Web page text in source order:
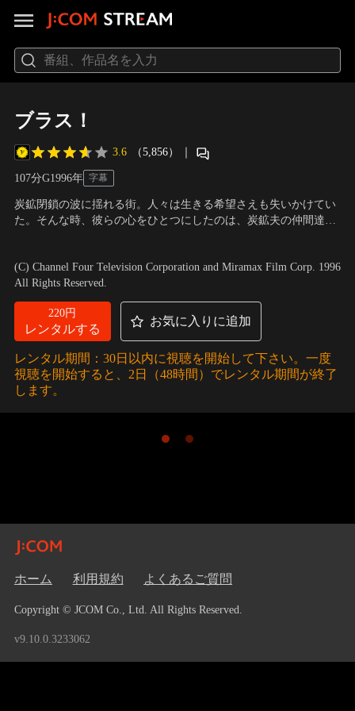
ブラス！
3.6 （5,856） ｜
107分G1996年 字幕
炭鉱閉鎖の波に揺れる街。人々は生きる希望さえも失いかけてい
た。そんな時、彼らの心をひとつにしたのは、炭鉱夫の仲間達で
が開催されるロイヤル・アルバートホールを目指しながら、彼ら
の、そして街の人々の心が次第にひとつになっていく…。
(C) Channel Four Television Corporation and Miramax Film Corp. 1996
All Rights Reserved.
220円
レンタルする
お気に入りに追加
レンタル期間：30日以内に視聴を開始して下さい。一度
視聴を開始すると、2日（48時間）でレンタル期間が終了
します。
ホーム 利用規約 よくあるご質問
Copyright © JCOM Co., Ltd. All Rights Reserved.
v9.10.0.3233062